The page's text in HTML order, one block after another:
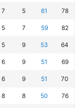
7 5 61 78
5 7 59 82
5 9 53 64
6 9 51 69
6 9 51 70
8 8 50 76